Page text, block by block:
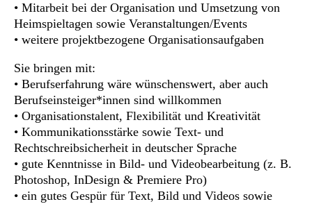
• Mitarbeit bei der Organisation und Umsetzung von
Heimspieltagen sowie Veranstaltungen/Events
• weitere projektbezogene Organisationsaufgaben
Sie bringen mit:
• Berufserfahrung wäre wünschenswert, aber auch
Berufseinsteiger*innen sind willkommen
• Organisationstalent, Flexibilität und Kreativität
• Kommunikationsstärke sowie Text- und
Rechtschreibsicherheit in deutscher Sprache
• gute Kenntnisse in Bild- und Videobearbeitung (z. B.
Photoshop, InDesign & Premiere Pro)
• ein gutes Gespür für Text, Bild und Videos sowie